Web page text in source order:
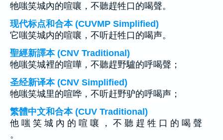
牠嗤笑城內的喧嚷，不聽趕牲口的喝聲。
现代标点和合本 (CUVMP Simplified)
它嗤笑城内的喧嚷，不听赶牲口的喝声。
聖經新譯本 (CNV Traditional)
牠嗤笑城裡的喧嘩，不聽趕野驢的呼喝聲；
圣经新译本 (CNV Simplified)
牠嗤笑城里的喧哗，不听赶野驴的呼喝声；
繁體中文和合本 (CUV Traditional)
他 嗤 笑 城 內 的 喧 嚷 ， 不 聽 趕 牲 口 的 喝 聲
。